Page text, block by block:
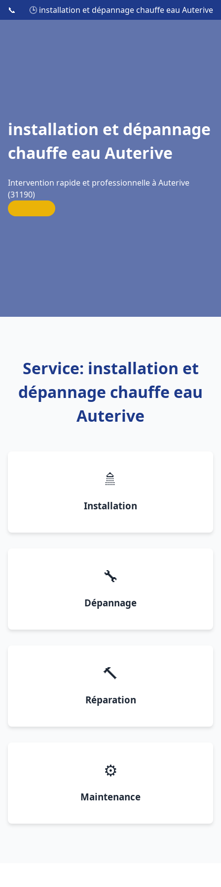
📞 🕒 installation et dépannage chauffe eau Auterive
installation et dépannage
chauffe eau Auterive
Intervention rapide et professionnelle à Auterive
(31190)
Service: installation et
dépannage chauffe eau
Auterive
🚿
Installation
🔧
Dépannage
🔨
Réparation
⚙️
Maintenance